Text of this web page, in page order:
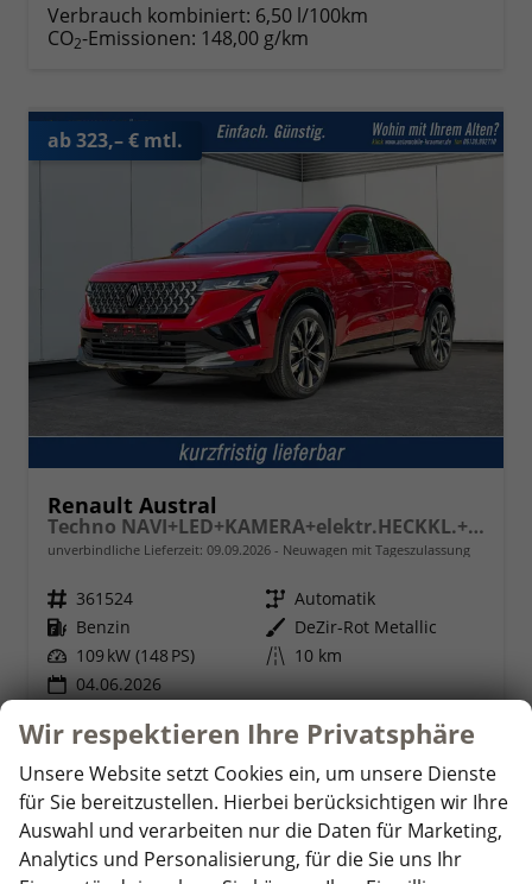
Verbrauch kombiniert: 6,50 l/100km
CO2-Emissionen: 148,00 g/km
ab 323,– € mtl.
Renault Austral
Techno NAVI+LED+KAMERA+elektr.HECKKL.+19"LM
unverbindliche Lieferzeit: 09.09.2026 Neuwagen mit Tageszulassung
Fahrzeugnr. 361524 Getriebe Automatik
Kraftstoff Benzin Außenfarbe DeZir-Rot Metallic
Leistung 109 kW (148 PS) Kilometerstand 10 km
04.06.2026
33.370,– € Details
Verbrauch kombiniert:6,40 l/100km
CO2 -Klasse:E
CO2-Emissionen:145,00 g/km
Wir respektieren Ihre Privatsphäre
Unsere Website setzt Cookies ein, um unsere Dienste
für Sie bereitzustellen. Hierbei berücksichtigen wir Ihre
Auswahl und verarbeiten nur die Daten für Marketing,
Analytics und Personalisierung, für die Sie uns Ihr